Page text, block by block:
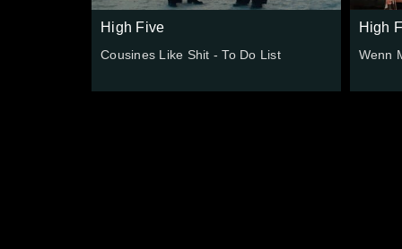
High Five
Cousines Like Shit - To Do List
High
Wenn